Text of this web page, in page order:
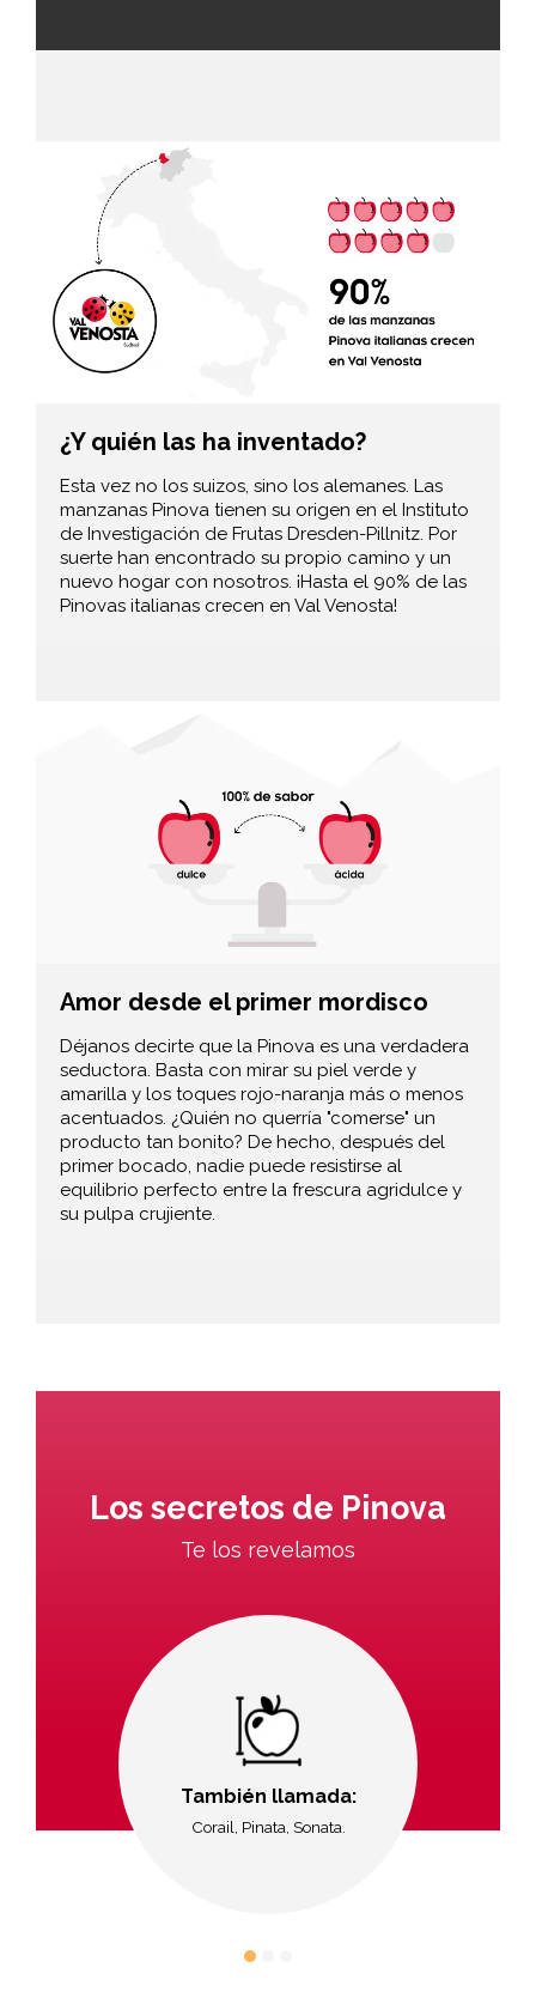
¿Y quién las ha inventado?
Esta vez no los suizos, sino los alemanes. Las
manzanas Pinova tienen su origen en el Instituto
de Investigación de Frutas Dresden-Pillnitz. Por
suerte han encontrado su propio camino y un
nuevo hogar con nosotros. ¡Hasta el 90% de las
Pinovas italianas crecen en Val Venosta!
Amor desde el primer mordisco
Déjanos decirte que la Pinova es una verdadera
seductora. Basta con mirar su piel verde y
amarilla y los toques rojo-naranja más o menos
acentuados. ¿Quién no querría "comerse" un
producto tan bonito? De hecho, después del
primer bocado, nadie puede resistirse al
equilibrio perfecto entre la frescura agridulce y
su pulpa crujiente.
Los secretos de Pinova
Te los revelamos
También llamada:
Corail, Pinata, Sonata.